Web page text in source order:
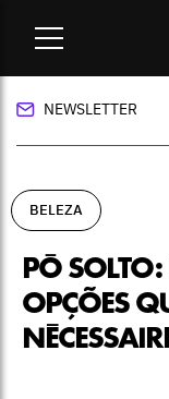
Pó
saem do nécessaire
NEWSLETTER
BELEZA
PÓ
OPÇÕES